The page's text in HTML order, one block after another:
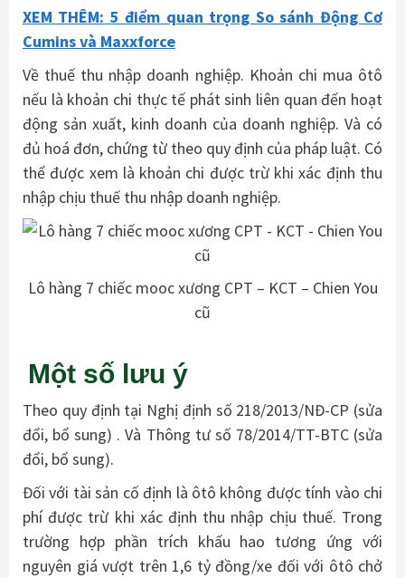
XEM THÊM: 5 điểm quan trọng So sánh Động Cơ
Cumins và Maxxforce
Về thuế thu nhập doanh nghiệp. Khoản chi mua ôtô
nếu là khoản chi thực tế phát sinh liên quan đến hoạt
động sản xuất, kinh doanh của doanh nghiệp. Và có
đủ hoá đơn, chứng từ theo quy định của pháp luật. Có
thể được xem là khoản chi được trừ khi xác định thu
nhập chịu thuế thu nhập doanh nghiệp.
Lô hàng 7 chiếc mooc xương CPT – KCT – Chien You
cũ
Một số lưu ý
Theo quy định tại Nghị định số 218/2013/NĐ-CP (sửa
đổi, bổ sung) . Và Thông tư số 78/2014/TT-BTC (sửa
đổi, bổ sung).
Đối với tài sản cố định là ôtô không được tính vào chi
phí được trừ khi xác định thu nhập chịu thuế. Trong
trường hợp phần trích khấu hao tương ứng với
nguyên giá vượt trên 1,6 tỷ đồng/xe đối với ôtô chở